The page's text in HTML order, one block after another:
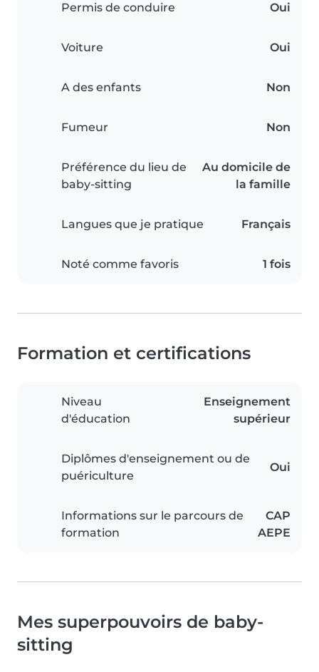
Permis de conduire Oui
Voiture Oui
A des enfants Non
Fumeur Non
Préférence du lieu de
baby-sitting
Au domicile de
la famille
Langues que je pratique Français
Noté comme favoris 1 fois
Formation et certifications
Niveau
d'éducation
Enseignement
supérieur
Diplômes d'enseignement ou de
puériculture
Oui
Informations sur le parcours de
formation
CAP
AEPE
Mes superpouvoirs de baby-
sitting